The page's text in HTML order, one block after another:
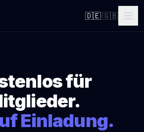
🇩🇪·🇬🇧
für
Einladung.